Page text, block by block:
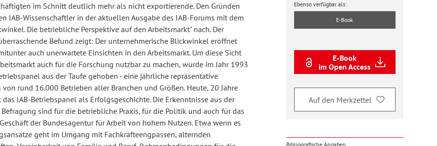
und Unterrichtsforschung
und
Forum
für
im Schnitt deutlich mehr als nicht exportierende. Den Gründen
IAB-Wissenschaftler in der aktuellen Ausgabe des IAB-Forums mit dem
Die betriebliche Perspektive auf den Arbeitsmarkt" nach. Der
Befund zeigt: Der unternehmerische Blickwinkel eröffnet
auch unerwartete Einsichten in den Arbeitsmarkt. Um diese Sicht
auch für die Forschung nutzbar zu machen, wurde im Jahr 1993
aus der Taufe gehoben - eine jährliche repräsentative
von rund 16.000 Betrieben aller Branchen und Größen. Heute, 20 Jahre
das IAB-Betriebspanel als Erfolgsgeschichte. Die Erkenntnisse aus der
sind für die betriebliche Praxis, für die Politik und auch für das
der Bundesagentur für Arbeit von hohem Nutzen. Etwa wenn es
geht im Umgang mit Fachkräfteengpässen, alternden
Ebenso verfügbar als:
E-Book
E-Book
im Open Access
Auf den Merkzettel
Bibliografische Angaben